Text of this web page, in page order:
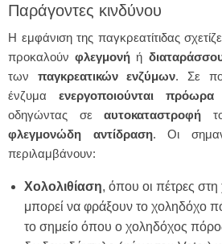
Παράγοντες κινδύνου
Η εμφάνιση της παγκρεατίτιδας
προκαλούνφλεγμονή ή
των παγκρεατικών ενζύμων. Σε
ένζυμα ενεργοποιούνται πρόωρα
οδηγώντας σεαυτοκαταστροφή
φλεγμονώδη
αντίδραση. Οι
περιλαμβάνουν:
Χολολιθίαση, όπου οι πέτρες
μπορεί να φράξουν το χοληδόχο
το σημείο όπου ο χοληδόχος